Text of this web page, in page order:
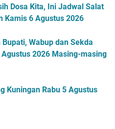
Dosa Kita, Ini Jadwal Salat
Kamis 6 Agustus 2026
Wabup dan Sekda
Agustus 2026 Masing-masing
Kuningan Rabu 5 Agustus